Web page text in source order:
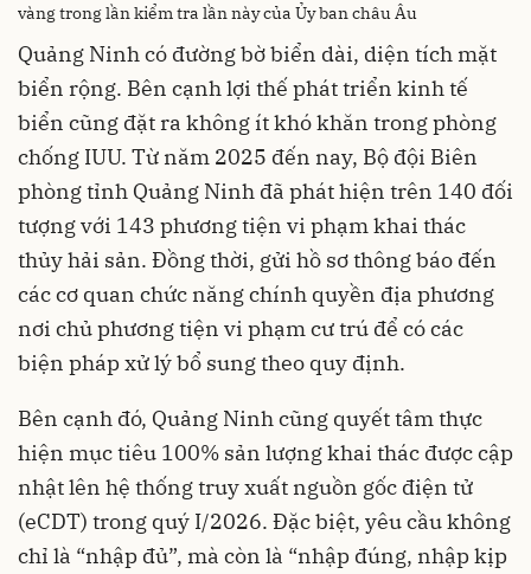
vàng trong lần kiểm tra lần này của Ủy ban châu Âu
Quảng Ninh có đường bờ biển dài, diện tích mặt
biển rộng. Bên cạnh lợi thế phát triển kinh tế
biển cũng đặt ra không ít khó khăn trong phòng
chống IUU. Từ năm 2025 đến nay, Bộ đội Biên
phòng tỉnh Quảng Ninh đã phát hiện trên 140 đối
tượng với 143 phương tiện vi phạm khai thác
thủy hải sản. Đồng thời, gửi hồ sơ thông báo đến
các cơ quan chức năng chính quyền địa phương
nơi chủ phương tiện vi phạm cư trú để có các
biện pháp xử lý bổ sung theo quy định.
Bên cạnh đó, Quảng Ninh cũng quyết tâm thực
hiện mục tiêu 100% sản lượng khai thác được cập
nhật lên hệ thống truy xuất nguồn gốc điện tử
(eCDT) trong quý I/2026. Đặc biệt, yêu cầu không
chỉ là “nhập đủ”, mà còn là “nhập đúng, nhập kịp